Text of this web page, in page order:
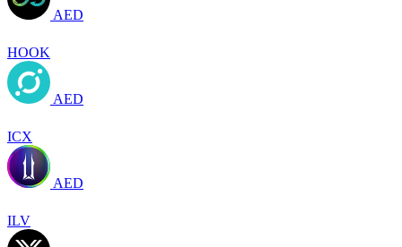
AED
HOOK
AED
ICX
AED
ILV